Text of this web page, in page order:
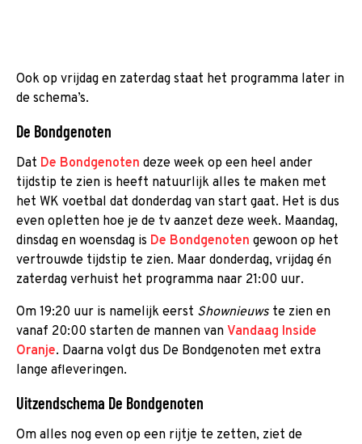
Ook op vrijdag en zaterdag staat het programma later in
de schema’s.
De Bondgenoten
Dat De Bondgenoten deze week op een heel ander
tijdstip te zien is heeft natuurlijk alles te maken met
het WK voetbal dat donderdag van start gaat. Het is dus
even opletten hoe je de tv aanzet deze week. Maandag,
dinsdag en woensdag is De Bondgenoten gewoon op het
vertrouwde tijdstip te zien. Maar donderdag, vrijdag én
zaterdag verhuist het programma naar 21:00 uur.
Om 19:20 uur is namelijk eerst Shownieuws te zien en
vanaf 20:00 starten de mannen van Vandaag Inside
Oranje. Daarna volgt dus De Bondgenoten met extra
lange afleveringen.
Uitzendschema De Bondgenoten
Om alles nog even op een rijtje te zetten, ziet de